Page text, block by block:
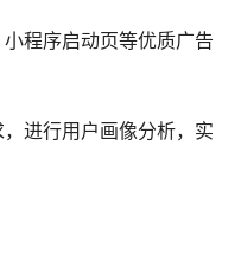
程序启动页等优质广告
进行用户画像分析，实